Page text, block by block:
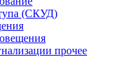
(СКУД)
прочее